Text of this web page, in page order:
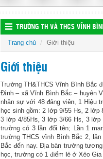
TRƯỜNG TH VÀ THCS VĨNH
Trang chủ Giới thiệu
Giới thiệu
Trường TH&THCS Vĩnh Bình Bắc
Đình – xã Vĩnh Bình Bắc – huyện
nhân sự với 48 đảng viên, 1 Hiệu
học sinh gồm: 2 lớp 9/55 Hs, 2
3 lớp 4/85Hs, 3 lớp 3/66 Hs, 3
trường có 3 lần đổi tên; Lần 1
trường THCS vĩnh Bình Bắc 2,
Bắc đến nay. Địa bàn trường
học, trường có 1 điểm lẻ ở Xẻo